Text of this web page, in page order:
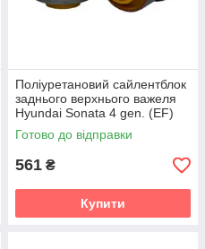
Поліуретановий сайлентблок
заднього верхнього важеля
Hyundai Sonata 4 gen. (EF)
Седан (1998-2004) v19
Готово до відправки
561 ₴
Купити